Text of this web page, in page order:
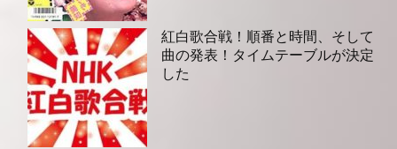
紅白歌合戦！順番と時間、そして
曲の発表！タイムテーブルが決定
した